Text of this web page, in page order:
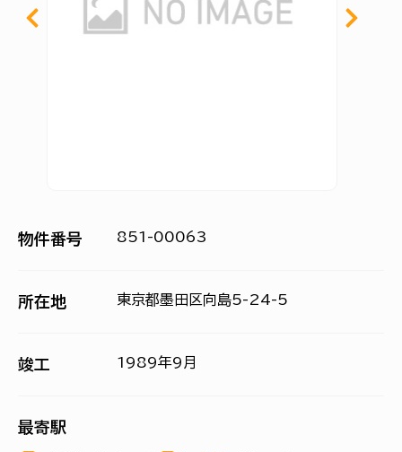
物件番号 851-00063
所在地 東京都墨田区向島5-24-5
竣工 1989年9月
最寄駅